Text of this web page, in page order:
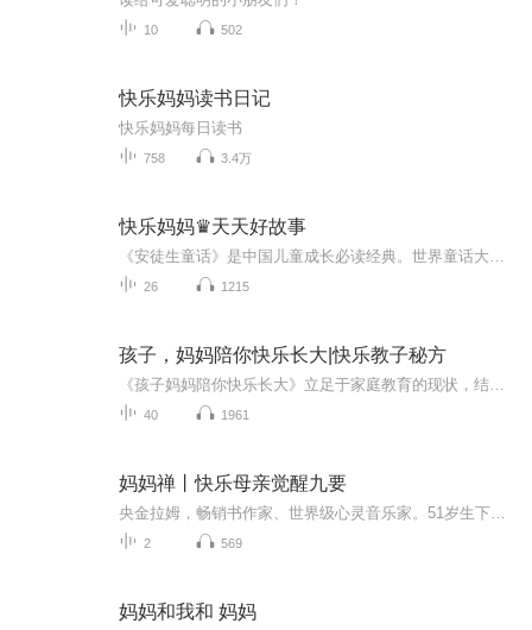
10 502
快乐妈妈读书日记
快乐妈妈每日读书
758 3.4万
快乐妈妈♛天天好故事
26 1215
孩子，妈妈陪你快乐长大|快乐教子秘方
40 1961
妈妈禅丨快乐母亲觉醒九要
2 569
妈妈和我和 妈妈